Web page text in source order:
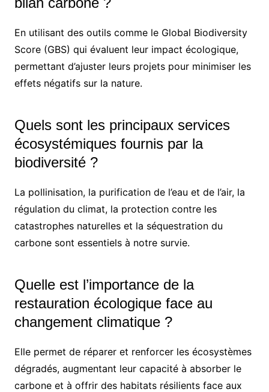
En utilisant des outils comme le Global Biodiversity
Score (GBS) qui évaluent leur impact écologique,
permettant d’ajuster leurs projets pour minimiser les
effets négatifs sur la nature.
Quels sont les principaux services
écosystémiques fournis par la
biodiversité ?
La pollinisation, la purification de l’eau et de l’air, la
régulation du climat, la protection contre les
catastrophes naturelles et la séquestration du
carbone sont essentiels à notre survie.
Quelle est l’importance de la
restauration écologique face au
changement climatique ?
Elle permet de réparer et renforcer les écosystèmes
dégradés, augmentant leur capacité à absorber le
carbone et à offrir des habitats résilients face aux